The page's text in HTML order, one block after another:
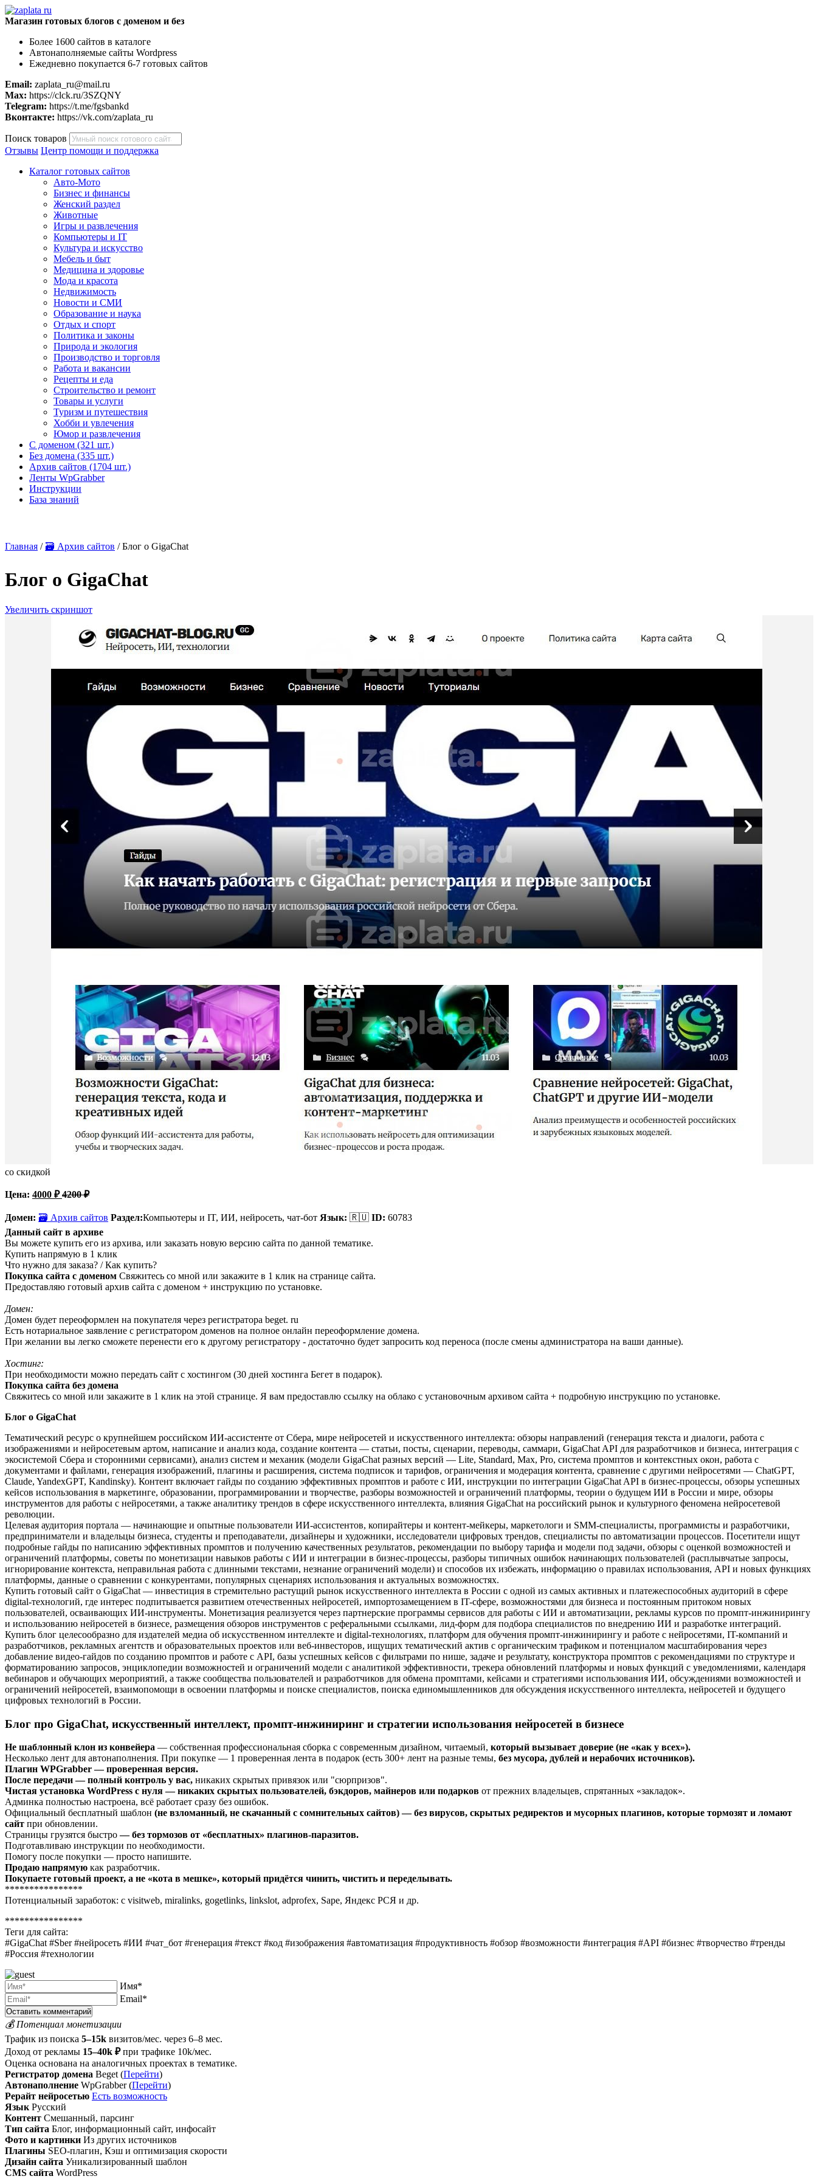
Магазин готовых блогов с доменом и без
Более 1600 сайтов в каталоге
Автонаполняемые сайты Wordpress
Ежедневно покупается 6-7 готовых сайтов
Email: zaplata_ru@mail.ru
Max: https://clck.ru/3SZQNY
Telegram: https://t.me/fgsbankd
Вконтакте: https://vk.com/zaplata_ru
Поиск товаров
Отзывы Центр помощи и поддержка
Каталог готовых сайтов
Авто-Мото
Бизнес и финансы
Женский раздел
Животные
Игры и развлечения
Компьютеры и IT
Культура и искусство
Мебель и быт
Медицина и здоровье
Мода и красота
Недвижимость
Новости и СМИ
Образование и наука
Отдых и спорт
Политика и законы
Природа и экология
Производство и торговля
Работа и вакансии
Рецепты и еда
Строительство и ремонт
Товары и услуги
Туризм и путешествия
Хобби и увлечения
Юмор и развлечения
С доменом (321 шт.)
Без домена (335 шт.)
Архив сайтов (1704 шт.)
Ленты WpGrabber
Инструкции
База знаний
Главная / 🗃 Архив сайтов / Блог о GigaChat
Блог о GigaChat
Увеличить скриншот
со скидкой
Цена: 4000 ₽ 4200₽
Домен: 🗃 Архив сайтов Раздел:Компьютеры и IT, ИИ, нейросеть, чат-бот Язык: 🇷🇺 ID: 60783
Данный сайт в архиве
Вы можете купить его из архива, или заказать новую версию сайта по данной тематике.
Купить напрямую в 1 клик
Что нужно для заказа? / Как купить?
Покупка сайта с доменом Свяжитесь со мной или закажите в 1 клик на странице сайта.
Предоставляю готовый архив сайта с доменом + инструкцию по установке.
Домен:
Домен будет переоформлен на покупателя через регистратора beget. ru
Есть нотариальное заявление с регистратором доменов на полное онлайн переоформление домена.
При желании вы легко сможете перенести его к другому регистратору - достаточно будет запросить код переноса (после смены администратора на ваши данные).
Хостинг:
При необходимости можно передать сайт с хостингом (30 дней хостинга Бегет в подарок).
Покупка сайта без домена
Свяжитесь со мной или закажите в 1 клик на этой странице. Я вам предоставлю ссылку на облако с установочным архивом сайта + подробную инструкцию по установке.
Блог о GigaChat
Тематический ресурс о крупнейшем российском ИИ-ассистенте от Сбера, мире нейросетей и искусственного интеллекта: обзоры направлений (генерация текста и диалоги, работа с
изображениями и нейросетевым артом, написание и анализ кода, создание контента — статьи, посты, сценарии, переводы, саммари, GigaChat API для разработчиков и бизнеса, интеграция с
экосистемой Сбера и сторонними сервисами), анализ систем и механик (модели GigaChat разных версий — Lite, Standard, Max, Pro, система промптов и контекстных окон, работа с
документами и файлами, генерация изображений, плагины и расширения, система подписок и тарифов, ограничения и модерация контента, сравнение с другими нейросетями — ChatGPT,
Claude, YandexGPT, Kandinsky). Контент включает гайды по созданию эффективных промптов и работе с ИИ, инструкции по интеграции GigaChat API в бизнес-процессы, обзоры успешных
кейсов использования в маркетинге, образовании, программировании и творчестве, разборы возможностей и ограничений платформы, теории о будущем ИИ в России и мире, обзоры
инструментов для работы с нейросетями, а также аналитику трендов в сфере искусственного интеллекта, влияния GigaChat на российский рынок и культурного феномена нейросетевой
революции.
Целевая аудитория портала — начинающие и опытные пользователи ИИ-ассистентов, копирайтеры и контент-мейкеры, маркетологи и SMM-специалисты, программисты и разработчики,
предприниматели и владельцы бизнеса, студенты и преподаватели, дизайнеры и художники, исследователи цифровых трендов, специалисты по автоматизации процессов. Посетители ищут
подробные гайды по написанию эффективных промптов и получению качественных результатов, рекомендации по выбору тарифа и модели под задачи, обзоры с оценкой возможностей и
ограничений платформы, советы по монетизации навыков работы с ИИ и интеграции в бизнес-процессы, разборы типичных ошибок начинающих пользователей (расплывчатые запросы,
игнорирование контекста, неправильная работа с длинными текстами, незнание ограничений модели) и способов их избежать, информацию о правилах использования, API и новых функциях
платформы, данные о сравнении с конкурентами, популярных сценариях использования и актуальных возможностях.
Купить готовый сайт о GigaChat — инвестиция в стремительно растущий рынок искусственного интеллекта в России с одной из самых активных и платежеспособных аудиторий в сфере
digital-технологий, где интерес подпитывается развитием отечественных нейросетей, импортозамещением в IT-сфере, возможностями для бизнеса и постоянным притоком новых
пользователей, осваивающих ИИ-инструменты. Монетизация реализуется через партнерские программы сервисов для работы с ИИ и автоматизации, рекламы курсов по промпт-инжинирингу
и использованию нейросетей в бизнесе, размещения обзоров инструментов с реферальными ссылками, лид-форм для подбора специалистов по внедрению ИИ и разработке интеграций.
Купить блог целесообразно для издателей медиа об искусственном интеллекте и digital-технологиях, платформ для обучения промпт-инжинирингу и работе с нейросетями, IT-компаний и
разработчиков, рекламных агентств и образовательных проектов или веб-инвесторов, ищущих тематический актив с органическим трафиком и потенциалом масштабирования через
добавление видео-гайдов по созданию промптов и работе с API, базы успешных кейсов с фильтрами по нише, задаче и результату, конструктора промптов с рекомендациями по структуре и
форматированию запросов, энциклопедии возможностей и ограничений модели с аналитикой эффективности, трекера обновлений платформы и новых функций с уведомлениями, календаря
вебинаров и обучающих мероприятий, а также сообщества пользователей и разработчиков для обмена промптами, кейсами и стратегиями использования ИИ, обсуждениями возможностей и
ограничений нейросетей, взаимопомощи в освоении платформы и поиске специалистов, поиска единомышленников для обсуждения искусственного интеллекта, нейросетей и будущего
цифровых технологий в России.
Блог про GigaChat, искусственный интеллект, промпт-инжиниринг и стратегии использования нейросетей в бизнесе
Не шаблонный клон из конвейера — собственная профессиональная сборка с современным дизайном, читаемый, который вызывает доверие (не «как у всех»).
Несколько лент для автонаполнения. При покупке — 1 проверенная лента в подарок (есть 300+ лент на разные темы, без мусора, дублей и нерабочих источников).
Плагин WPGrabber — проверенная версия.
После передачи — полный контроль у вас, никаких скрытых привязок или "сюрпризов".
Чистая установка WordPress с нуля — никаких скрытых пользователей, бэкдоров, майнеров или подарков от прежних владельцев, спрятанных «закладок».
Админка полностью настроена, всё работает сразу без ошибок.
Официальный бесплатный шаблон (не взломанный, не скачанный с сомнительных сайтов) — без вирусов, скрытых редиректов и мусорных плагинов, которые тормозят и ломают
сайт при обновлении.
Страницы грузятся быстро— без тормозов от «бесплатных» плагинов-паразитов.
Подготавливаю инструкции по необходимости.
Помогу после покупки — просто напишите.
Продаю напрямую как разработчик.
Покупаете готовый проект, а не «кота в мешке», который придётся чинить, чистить и переделывать.
****************
Потенциальный заработок: с visitweb, miralinks, gogetlinks, linkslot, adprofex, Sape, Яндекс РСЯ и др.
****************
Теги для сайта:
#GigaChat #Sber #нейросеть #ИИ #чат_бот #генерация #текст #код #изображения #автоматизация #продуктивность #обзор #возможности #интеграция #API #бизнес #творчество #тренды
#Россия #технологии
Имя*
Email*
💰 Потенциал монетизации
Трафик из поиска 5–15k визитов/мес. через 6–8 мес.
Доход от рекламы 15–40k ₽ при трафике 10k/мес.
Оценка основана на аналогичных проектах в тематике.
Регистратор домена Beget (Перейти)
Автонаполнение WpGrabber (Перейти)
Рерайт нейросетью Есть возможность
Язык Русский
Контент Смешанный, парсинг
Тип сайта Блог, информационный сайт, инфосайт
Фото и картинки Из других источников
Плагины SEO-плагин, Кэш и оптимизация скорости
Дизайн сайта Уникализированный шаблон
CMS сайта WordPress